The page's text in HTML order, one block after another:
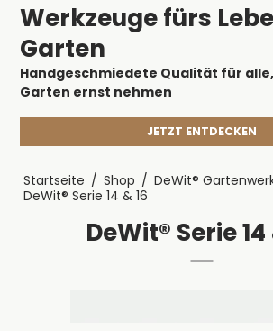
Werkzeuge fürs
Garten
Handgeschmiedete Qualität für
Garten ernst nehmen
JETZT ENTDECKEN
Startseite / Shop / DeWit®
DeWit® Serie 14 & 16
DeWit® Serie 14